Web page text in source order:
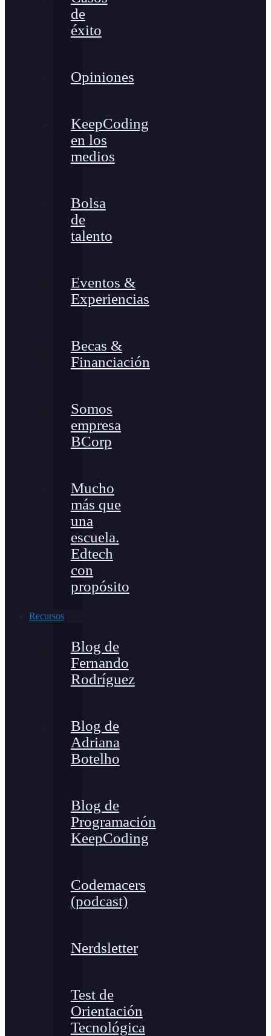
de
éxito
Opiniones
KeepCoding
en los
medios
Bolsa
de
talento
Eventos &
Experiencias
Becas &
Financiación
Somos
empresa
BCorp
Mucho
más que
una
escuela.
Edtech
con
propósito
Recursos
Blog de
Fernando
Rodríguez
Blog de
Adriana
Botelho
Blog de
Programación
KeepCoding
Codemacers
(podcast)
Nerdsletter
Test de
Orientación
Tecnológica